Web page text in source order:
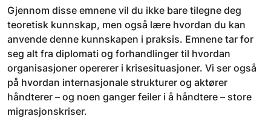
Gjennom disse emnene vil du ikke bare tilegne deg
teoretisk kunnskap, men også lære hvordan du kan
anvende denne kunnskapen i praksis. Emnene tar for
seg alt fra diplomati og forhandlinger til hvordan
organisasjoner opererer i krisesituasjoner. Vi ser også
på hvordan internasjonale strukturer og aktører
håndterer – og noen ganger feiler i å håndtere – store
migrasjonskriser.